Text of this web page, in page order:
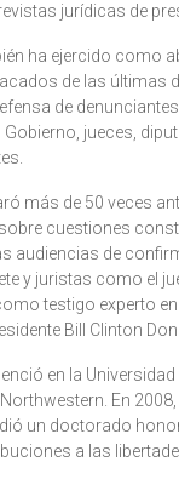
jurídicas de
ha ejercido como
de las últimas
de
jueces,
más de 50 veces
cuestiones
audiencias de
y juristas como el
testigo experto
Bill Clinton
en la
En
un doctorado
a las